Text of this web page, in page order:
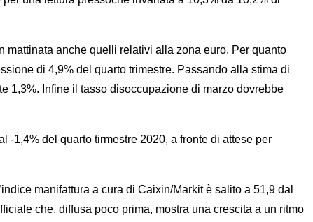
anche quelli relativi alla zona euro. Per quanto
di 4,9% del quarto trimestre. Passando alla stima di
1,3%. Infine il tasso disoccupazione di marzo dovrebbe
-1,4% del quarto tirmestre 2020, a fronte di attese per
manifattura a cura di Caixin/Markit è salito a 51,9 dal
che, diffusa poco prima, mostra una crescita a un ritmo